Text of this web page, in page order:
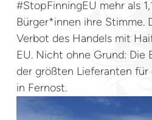
#StopFinningEU mehr als
Bürger*innen ihre Stimme.
Verbot des Handels mit
EU. Nicht ohne Grund: Die
der größten Lieferanten für
in Fernost.